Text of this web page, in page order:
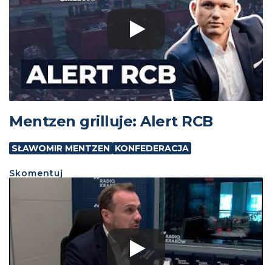
Mentzen grilluje: Alert RCB
SŁAWOMIR MENTZEN KONFEDERACJA
Skomentuj